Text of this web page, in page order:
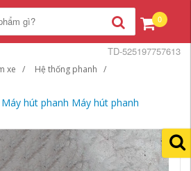
0
xe
Hệ thống phanh
hút phanh Máy hút phanh
TD-525197757613